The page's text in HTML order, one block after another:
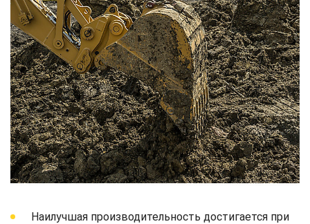
Наилучшая производительность достигается при